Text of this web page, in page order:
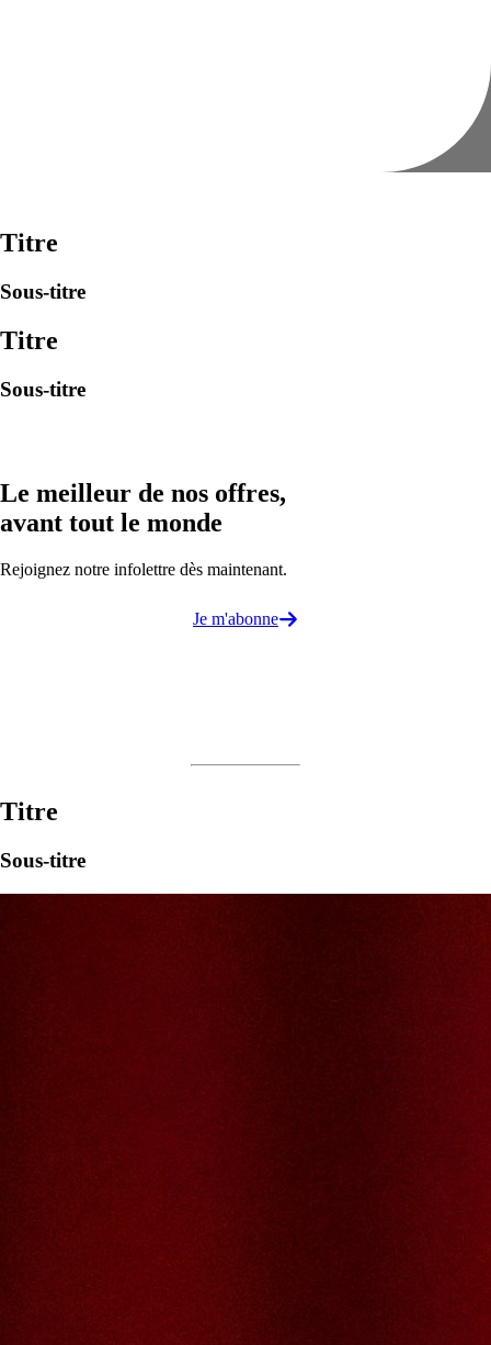
Titre
Sous-titre
Titre
Sous-titre
Le meilleur de nos offres,
avant tout le monde
Rejoignez notre infolettre dès maintenant.
Je m'abonne
Titre
Sous-titre